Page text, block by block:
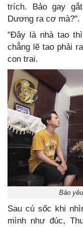
trích. Bảo gay
Dương ra cơ mà?".
"Đây là nhà tao
chẳng lẽ tao phải
con trai.
Bảo
Sau cú sốc khi
mình như đúc,